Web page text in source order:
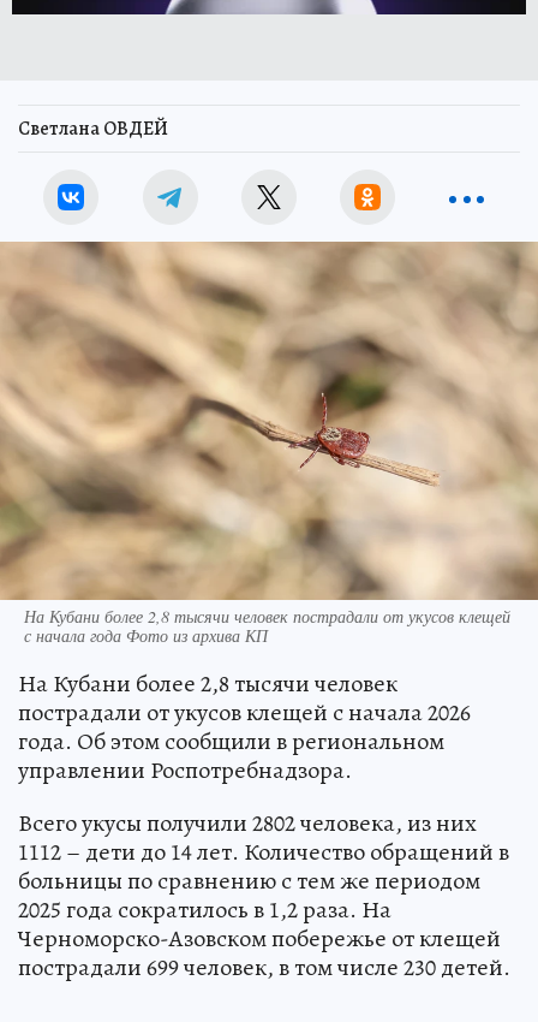
Светлана ОВДЕЙ
На Кубани более 2,8 тысячи человек пострадали от укусов клещей
с начала года Фото из архива КП
На Кубани более 2,8 тысячи человек
пострадали от укусов клещей с начала 2026
года. Об этом сообщили в региональном
управлении Роспотребнадзора.
Всего укусы получили 2802 человека, из них
1112 – дети до 14 лет. Количество обращений в
больницы по сравнению с тем же периодом
2025 года сократилось в 1,2 раза. На
Черноморско-Азовском побережье от клещей
пострадали 699 человек, в том числе 230 детей.